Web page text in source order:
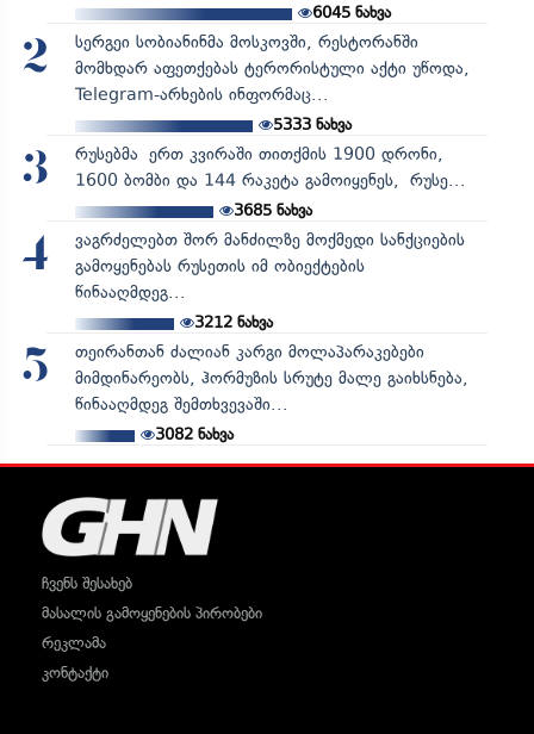
6045 ნახვა
2
სერგეი სობიანინმა მოსკოვში, რესტორანში
მომხდარ აფეთქებას ტერორისტული აქტი უწოდა,
Telegram-არხების ინფორმაც...
5333ნახვა
3
რუსებმა ერთ კვირაში თითქმის 1900 დრონი,
1600 ბომბი და 144 რაკეტა გამოიყენეს, რუსე...
3685ნახვა
4
ვაგრძელებთ შორ მანძილზე მოქმედი სანქციების
გამოყენებას რუსეთის იმ ობიექტების
წინააღმდეგ...
3212ნახვა
5
თეირანთან ძალიან კარგი მოლაპარაკებები
მიმდინარეობს, ჰორმუზის სრუტე მალე გაიხსნება,
წინააღმდეგ შემთხვევაში...
3082ნახვა
ჩვენს შესახებ
მასალის გამოყენების პირობები
რეკლამა
კონტაქტი